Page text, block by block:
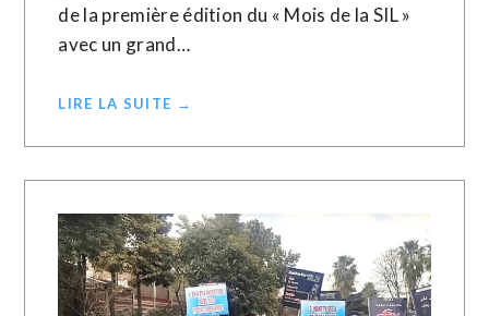
de la première édition du « Mois de la SIL »
avec un grand…
LIRE LA SUITE →